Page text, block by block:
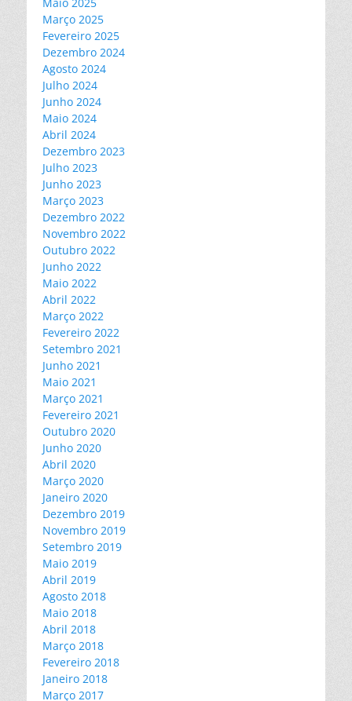
Março 2025
Fevereiro 2025
Dezembro 2024
Agosto 2024
Julho 2024
Junho 2024
Maio 2024
Abril 2024
Dezembro 2023
Julho 2023
Junho 2023
Março 2023
Dezembro 2022
Novembro 2022
Outubro 2022
Junho 2022
Maio 2022
Abril 2022
Março 2022
Fevereiro 2022
Setembro 2021
Junho 2021
Maio 2021
Março 2021
Fevereiro 2021
Outubro 2020
Junho 2020
Abril 2020
Março 2020
Janeiro 2020
Dezembro 2019
Novembro 2019
Setembro 2019
Maio 2019
Abril 2019
Agosto 2018
Maio 2018
Abril 2018
Março 2018
Fevereiro 2018
Janeiro 2018
Março 2017